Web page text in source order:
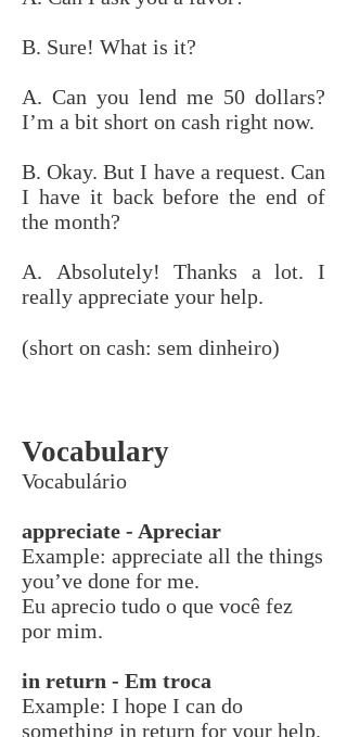
B. Sure! What is it?
A. Can you lend me 50 dollars?
I’m a bit short on cash right now.
B. Okay. But I have a request. Can
I have it back before the end of
the month?
A. Absolutely! Thanks a lot. I
really appreciate your help.
(short on cash: sem dinheiro)
Vocabulary
Vocabulário
appreciate - Apreciar
Example: appreciate all the things
you’ve done for me.
Eu aprecio tudo o que você fez
por mim.
in return - Em troca
Example: I hope I can do
something in return for your help.